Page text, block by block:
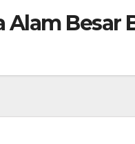
Alam Besar